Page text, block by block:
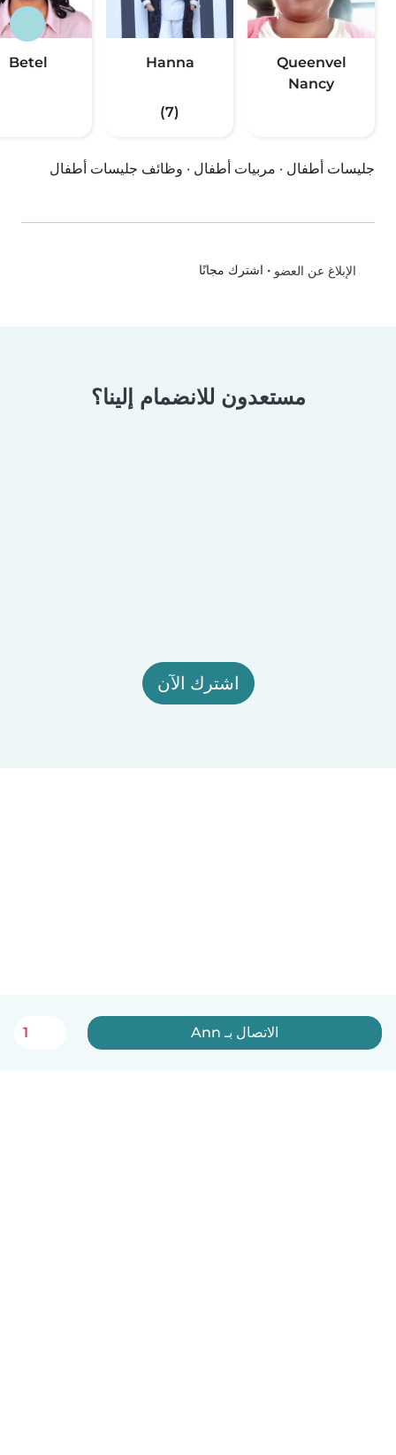
Queenvel
Nancy
Hanna
(7)
Betel
جليسات أطفال · مربيات أطفال · وظائف جليسات أطفال
الإبلاغ عن العضو • اشترك مجانًا
مستعدون للانضمام إلينا؟
اشترك الآن
الاتصال بـ Ann 1